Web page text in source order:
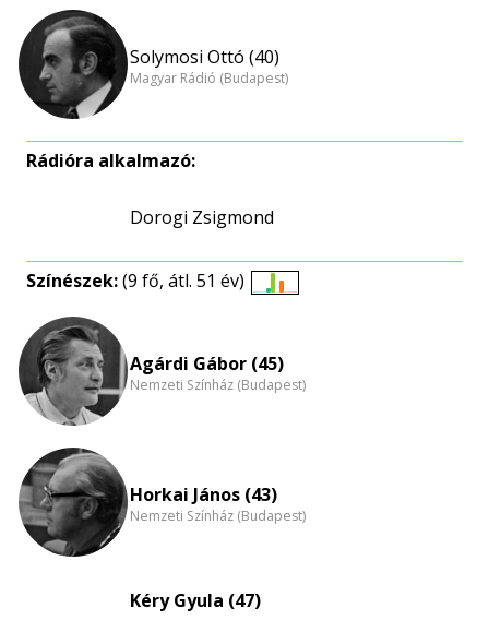
Solymosi Ottó (40)
Magyar Rádió (Budapest)
Rádióra alkalmazó:
Dorogi Zsigmond
Színészek:(9 fő, átl. 51 év)
nagyítása
Agárdi Gábor (45)
Nemzeti Színház (Budapest)
Horkai János (43)
Nemzeti Színház (Budapest)
Kéry Gyula (47)